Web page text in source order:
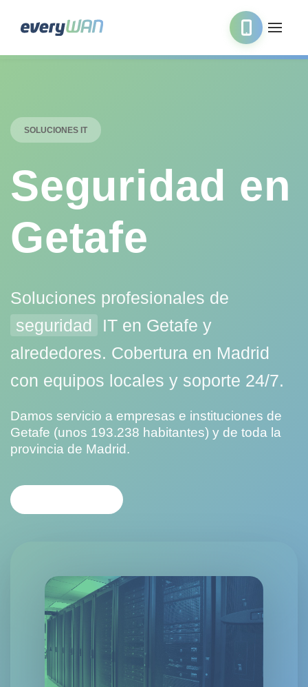
SOLUCIONES IT
Seguridad en
Getafe
Soluciones profesionales de
seguridad
IT en Getafe y
alrededores. Cobertura en Madrid
con equipos locales y soporte 24/7.
Damos servicio a empresas e instituciones de
Getafe (unos 193.238 habitantes) y de toda la
provincia de Madrid.